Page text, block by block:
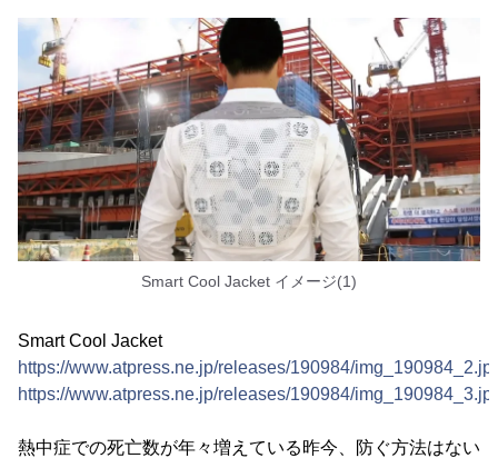
Smart Cool Jacket イメージ(1)
Smart Cool Jacket
https://www.atpress.ne.jp/releases/190984/
https://www.atpress.ne.jp/releases/190984/
熱中症での死亡数が年々増えている昨今、防ぐ方法はない